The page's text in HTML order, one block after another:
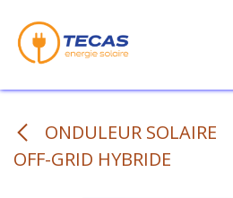
ONDULEUR SOLAIRE
OFF-GRID HYBRIDE